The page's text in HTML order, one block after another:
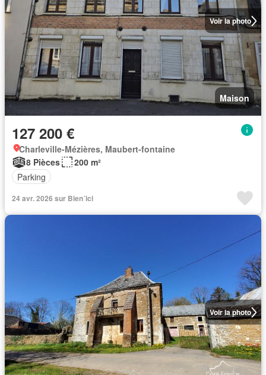
Voir la photo
Maison
127 200 €
Charleville-Mézières, Maubert-fontaine
8 Pièces
200 m²
Parking
24 avr. 2026 sur Bien´ici
Voir la photo